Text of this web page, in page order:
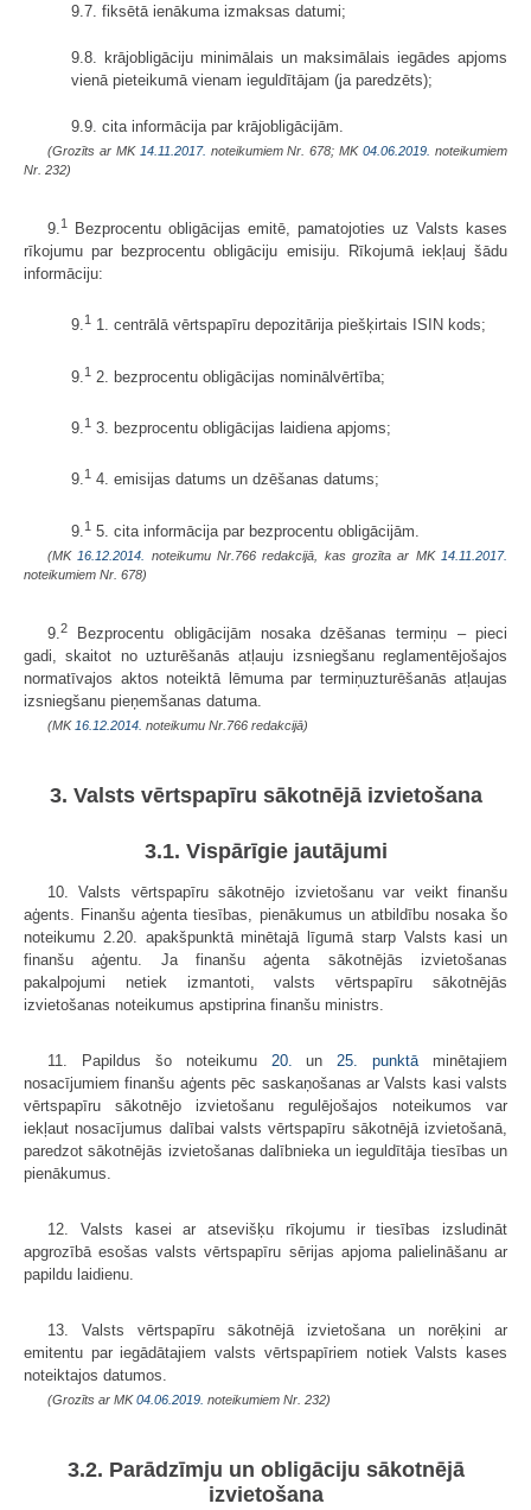
9.7. fiksētā ienākuma izmaksas datumi;
9.8. krājobligāciju minimālais un maksimālais iegādes apjoms
vienā pieteikumā vienam ieguldītājam (ja paredzēts);
9.9. cita informācija par krājobligācijām.
(Grozīts ar MK 14.11.2017. noteikumiem Nr. 678; MK04.06.2019. noteikumiem
Nr. 232)
9.1
Bezprocentu obligācijas emitē, pamatojoties uz Valsts kases
rīkojumu par bezprocentu obligāciju emisiju. Rīkojumā iekļauj šādu
informāciju:
9.1 1. centrālā vērtspapīru depozitārija piešķirtais ISIN kods;
9. 1 2. bezprocentu obligācijas nominālvērtība;
9.1 3. bezprocentu obligācijas laidiena apjoms;
9.1 4. emisijas datums un dzēšanas datums;
9. 1 5. cita informācija par bezprocentu obligācijām.
(MK 16.12.2014. noteikumu Nr.766 redakcijā, kas grozīta ar MK 14.11.2017.
noteikumiem Nr. 678)
9.2
Bezprocentu obligācijām nosaka dzēšanas termiņu – pieci
gadi, skaitot no uzturēšanās atļauju izsniegšanu reglamentējošajos
normatīvajos aktos noteiktā lēmuma par termiņuzturēšanās atļaujas
izsniegšanu pieņemšanas datuma.
(MK 16.12.2014. noteikumu Nr.766 redakcijā)
3. Valsts vērtspapīru sākotnējā izvietošana
3.1. Vispārīgie jautājumi
10. Valsts vērtspapīru sākotnējo izvietošanu var veikt finanšu
aģents. Finanšu aģenta tiesības, pienākumus un atbildību nosaka šo
noteikumu 2.20. apakšpunktā minētajā līgumā starp Valsts kasi un
finanšu aģentu. Ja finanšu aģenta sākotnējās izvietošanas
pakalpojumi netiek izmantoti, valsts vērtspapīru sākotnējās
izvietošanas noteikumus apstiprina finanšu ministrs.
11. Papildus šo noteikumu 20.un25. punktāminētajiem
nosacījumiem finanšu aģents pēc saskaņošanas ar Valsts kasi valsts
vērtspapīru sākotnējo izvietošanu regulējošajos noteikumos var
iekļaut nosacījumus dalībai valsts vērtspapīru sākotnējā izvietošanā,
paredzot sākotnējās izvietošanas dalībnieka un ieguldītāja tiesības un
pienākumus.
12. Valsts kasei ar atsevišķu rīkojumu ir tiesības izsludināt
apgrozībā esošas valsts vērtspapīru sērijas apjoma palielināšanu ar
papildu laidienu.
13. Valsts vērtspapīru sākotnējā izvietošana un norēķini ar
emitentu par iegādātajiem valsts vērtspapīriem notiek Valsts kases
noteiktajos datumos.
(Grozīts ar MK04.06.2019. noteikumiem Nr. 232)
3.2. Parādzīmju un obligāciju sākotnējā
izvietošana